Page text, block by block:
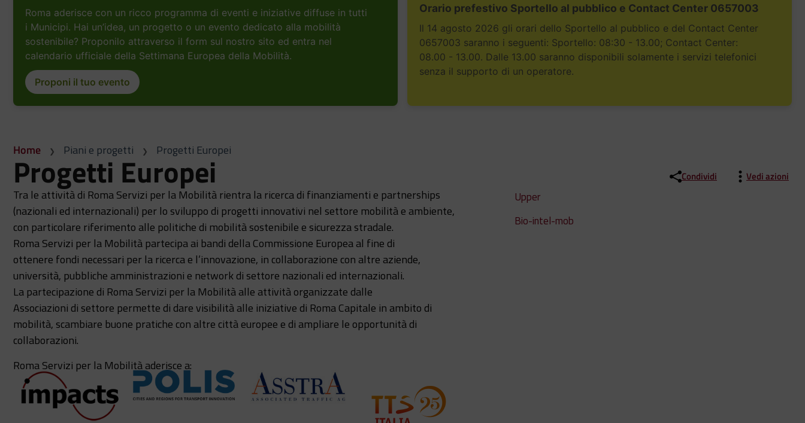
Roma aderisce con un ricco programma di eventi e iniziative diffuse in tutti
i Municipi. Hai un’idea, un progetto o un evento dedicato alla mobilità
sostenibile? Proponilo attraverso il form sul nostro sito ed entra nel
calendario ufficiale della Settimana Europea della Mobilità.
Proponi il tuo evento
Orario prefestivo Sportello al pubblico e Contact Center 0657003
Il 14 agosto 2026 gli orari dello Sportello al pubblico e del Contact Center
0657003 saranno i seguenti: Sportello: 08:30 - 13.00; Contact Center:
08.00 - 13.00. Dalle 13.00 saranno disponibili solamente i servizi telefonici
senza il supporto di un operatore.
Home Piani e progetti Progetti Europei
Progetti Europei
Tra le attività di Roma Servizi per la Mobilità rientra la ricerca di finanziamenti e partnerships
(nazionali ed internazionali) per lo sviluppo di progetti innovativi nel settore mobilità e ambiente,
con particolare riferimento alle politiche di mobilità sostenibile e sicurezza stradale.
Roma Servizi per la Mobilità partecipa ai bandi della Commissione Europea al fine di
ottenere fondi necessari per la ricerca e l’innovazione, in collaborazione con altre aziende,
università, pubbliche amministrazioni e network di settore nazionali ed internazionali.
La partecipazione di Roma Servizi per la Mobilità alle attività organizzate dalle
Associazioni di settore permette di dare visibilità alle iniziative di Roma Capitale in ambito di
mobilità, scambiare buone pratiche con altre città europee e di ampliare le opportunità di
collaborazioni.
Roma Servizi per la Mobilità aderisce a:
Condividi Vedi azioni
Upper
Bio-intel-mob